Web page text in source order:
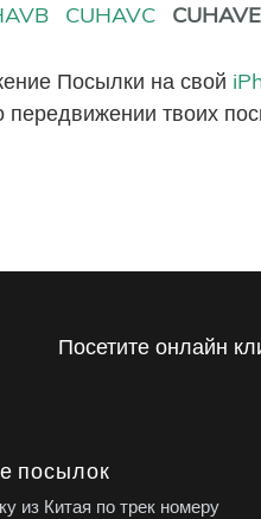
CUHAVC CUHAVE
Посылки на свой
твоих
Посетите онлайн
посылок
из Китая по трек номеру